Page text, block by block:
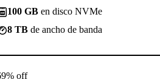
100 GB en disco NVMe
8 TB de ancho de banda
off